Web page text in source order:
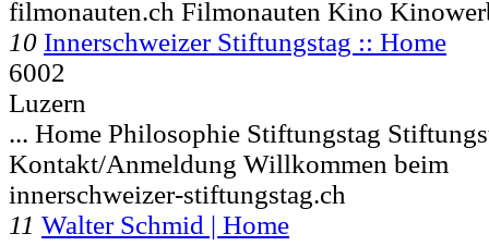
filmonauten.ch Filmonauten Kino
10 Innerschweizer Stiftungstag :: Home
6002
Luzern
... Home Philosophie Stiftungstag
Kontakt/Anmeldung Willkommen beim
innerschweizer-stiftungstag.ch
11 Walter Schmid | Home